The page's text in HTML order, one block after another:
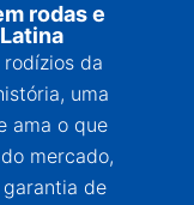
rodas e
da
uma
ama o que
mercado,
de